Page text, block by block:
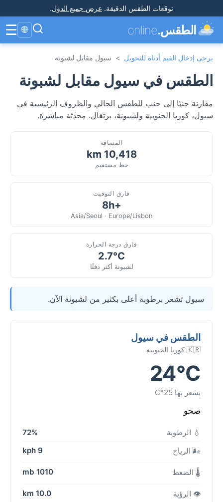
توقعات الطقس الدقيقة. عرض جميع الدول.
الطقس.online
🌐
☰
يرجى إدخال القيم أدناه للتحويل > سيول مقابل لشبونة
الطقس في سيول مقابل لشبونة
مقارنة جنبًا إلى جنب للطقس الحالي والظروف الرئيسية في
سيول، كوريا الجنوبية ولشبونة، برتغال. محدثة مباشرة.
المسافة
10,418 km
خط مستقيم
فارق التوقيت
+8h
Asia/Seoul · Europe/Lisbon
فارق درجة الحرارة
2.7°C
لشبونة أكثر دفئًا
سيول تشعر برطوبة أعلى بكثير من لشبونة الآن.
الطقس في سيول
🇰🇷 كوريا الجنوبية
24°C
يشعر بها 25°C
صحو
💧 الرطوبة
72%
🌬️ الرياح
9 kph
🌡️ الضغط 1010 mb
👁️ الرؤية 10.0 km